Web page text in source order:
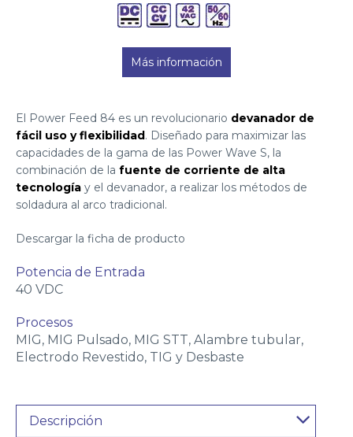
El Power Feed 84 es un revolucionario devanador de
fácil uso y flexibilidad. Diseñado para maximizar las
capacidades de la gama de las Power Wave S, la
combinación de la fuente de corriente de alta
tecnología y el devanador, a realizar los métodos de
soldadura al arco tradicional.
Descargar la ficha de producto
Potencia de Entrada
40 VDC
Procesos
MIG, MIG Pulsado, MIG STT, Alambre tubular,
Electrodo Revestido, TIG y Desbaste
Más información
Descripción